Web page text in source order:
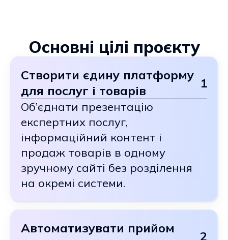
Основні цілі проєкту
Створити єдину платформу
для послуг і товарів
1
Об’єднати презентацію
експертних послуг,
інформаційний контент і
продаж товарів в одному
зручному сайті без розділення
на окремі системи.
Автоматизувати прийом
2